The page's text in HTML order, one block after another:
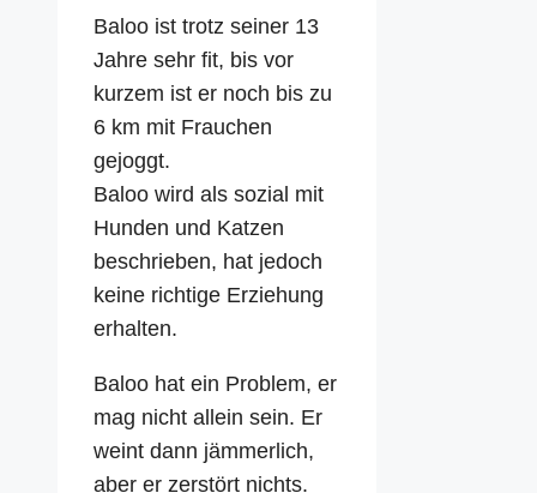
Baloo ist trotz seiner 13
Jahre sehr fit, bis vor
kurzem ist er noch bis zu
6 km mit Frauchen
gejoggt.
Baloo wird als sozial mit
Hunden und Katzen
beschrieben, hat jedoch
keine richtige Erziehung
erhalten.
Baloo hat ein Problem, er
mag nicht allein sein. Er
weint dann jämmerlich,
aber er zerstört nichts.